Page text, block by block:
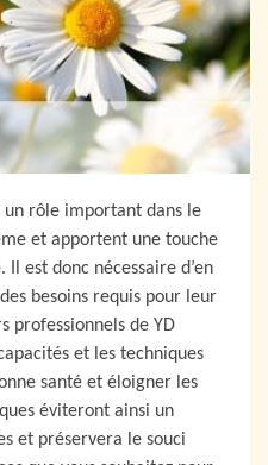
un rôle important dans le
et apportent une touche
Il est donc nécessaire d’en
besoins requis pour leur
professionnels de YD
et les techniques
santé et éloigner les
éviteront ainsi un
et préservera le souci